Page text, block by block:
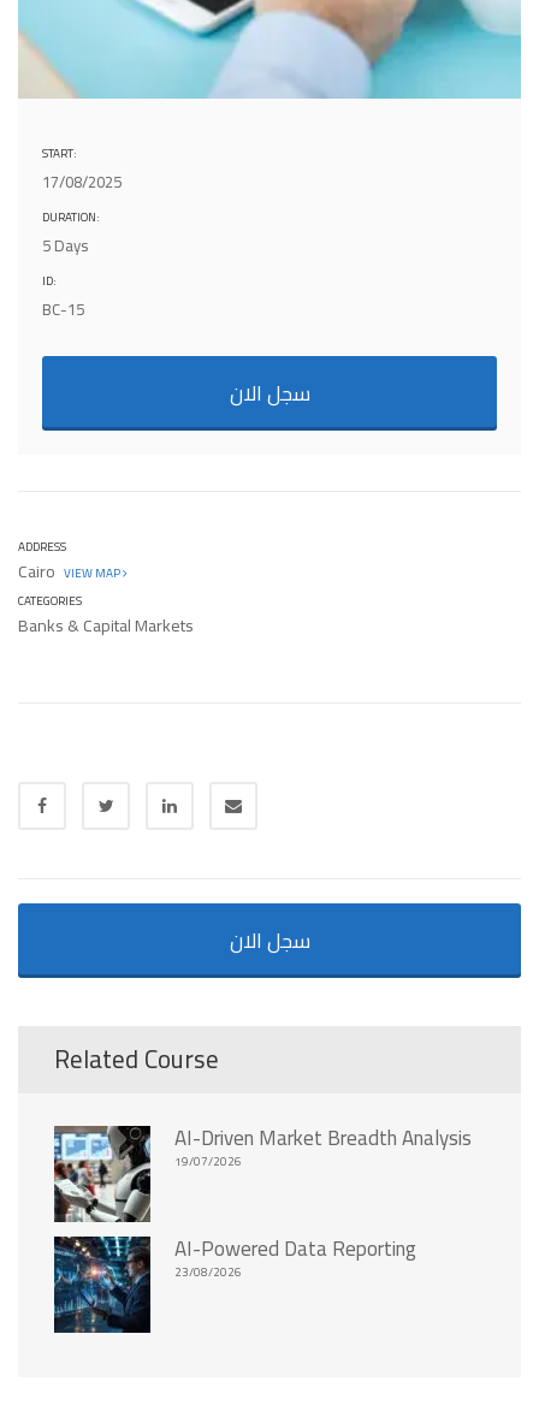
START:
17/08/2025
DURATION:
5 Days
ID:
BC-15
سجل الان
ADDRESS
Cairo VIEW MAP
CATEGORIES
Banks & Capital Markets
سجل الان
Related Course
AI-Driven Market Breadth Analysis
19/07/2026
AI-Powered Data Reporting
23/08/2026